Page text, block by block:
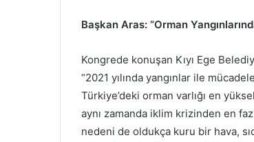
Başkan Aras: “Orman
Kongrede konuşan Kıyı Ege
“2021 yılında yangınlar ile
Türkiye’deki orman varlığı en
aynı zamanda iklim krizinden en
nedeni de oldukça kuru bir hava,